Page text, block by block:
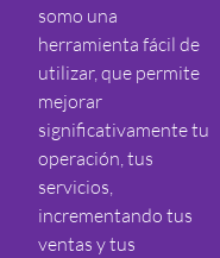
somo una
herramienta fácil de
utilizar, que permite
mejorar
significativamente tu
operación, tus
servicios,
incrementando tus
ventas y tus